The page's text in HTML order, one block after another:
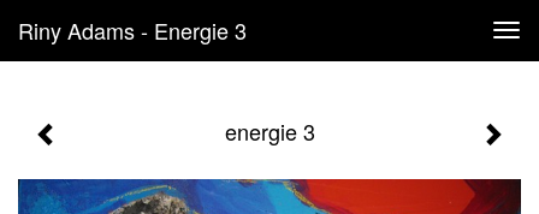
Riny Adams - Energie 3
energie 3